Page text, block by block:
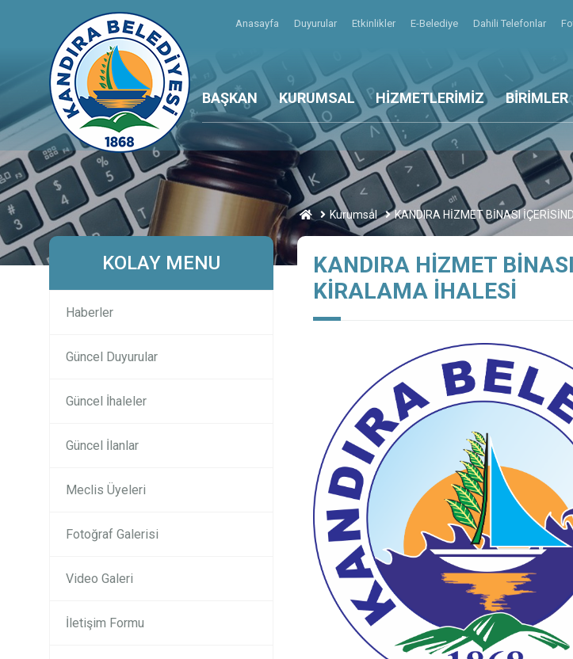
Anasayfa Duyurular Etkinlikler E-Belediye Dahili Telefonlar
BAŞKAN KURUMSAL HİZMETLERİMİZ BİRİMLER
Kurumsal KANDIRA HİZMET BİNASI
KOLAY MENU
Haberler
Güncel Duyurular
Güncel İhaleler
Güncel İlanlar
Meclis Üyeleri
Fotoğraf Galerisi
Video Galeri
İletişim Formu
KANDIRA HİZMET
KİRALAMA İHALESİ